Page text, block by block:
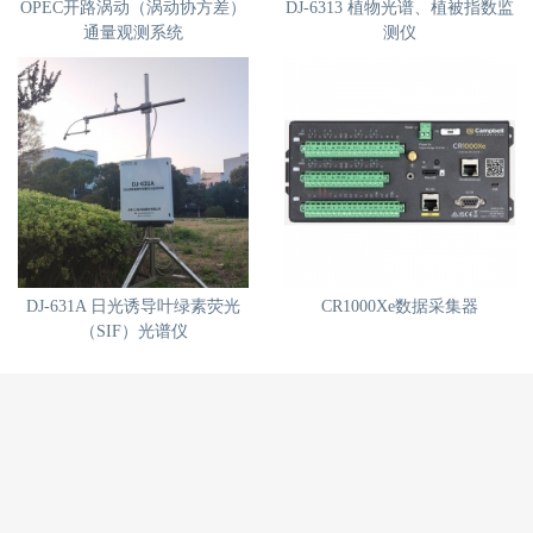
OPEC开路涡动（涡动协方差）
通量观测系统
DJ-6313 植物光谱、植被指数监
测仪
DJ-631A 日光诱导叶绿素荧光
（SIF）光谱仪
CR1000Xe数据采集器